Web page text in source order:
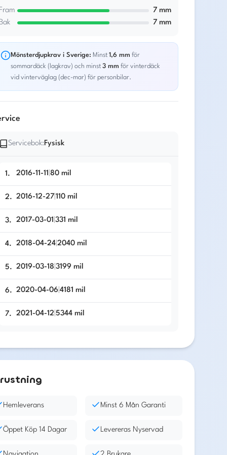
7 mm
7 mm
Mönsterdjupkrav i Sverige: Minst 1,6 mm för
sommardäck (lagkrav) och minst 3 mm för vinterdäck
vid vinterväglag (dec-mar) för personbilar.
Servicebok: Fysisk
1 . 2016-11-11 80 mil
2. 2016-12-27 110 mil
3. 2017-03-01 331 mil
4. 2018-04-24 2040 mil
5. 2019-03-18 3199 mil
6. 2020-04-06 4181 mil
7. 2021-04-12 5344 mil
Hemleverans Minst 6 Mån Garanti
Öppet Köp 14 Dagar Levereras Nyservad